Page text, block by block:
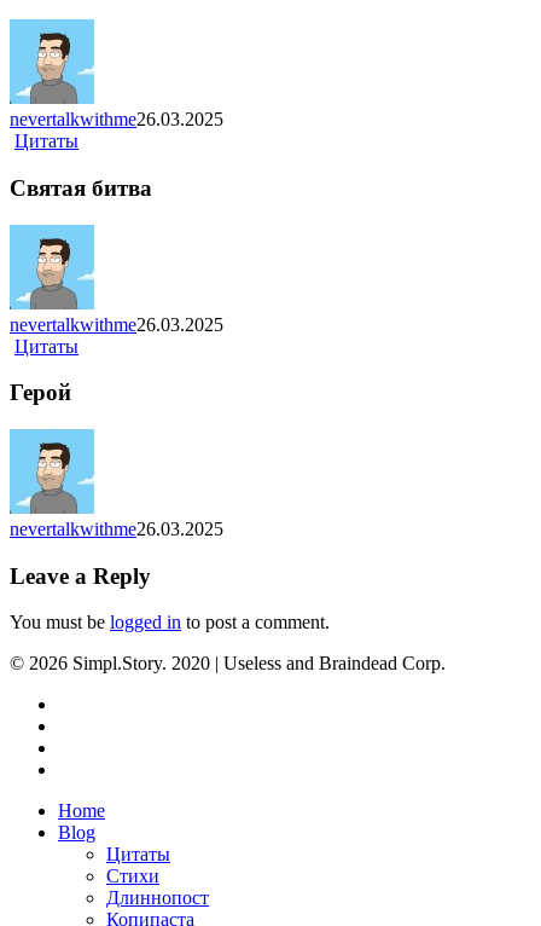
nevertalkwithme26.03.2025
Цитаты
Святая битва
nevertalkwithme26.03.2025
Цитаты
Герой
nevertalkwithme26.03.2025
Leave a Reply
You must be logged in to post a comment.
© 2026 Simpl.Story. 2020 | Useless and Braindead Corp.
Close
Menu
Home
Blog
Цитаты
Стихи
Длиннопост
Копипаста